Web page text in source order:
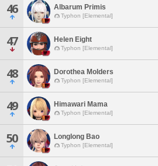
46 Albarum Primis
Typhon [Elemental]
47 Helen Eight
Typhon [Elemental]
48 Dorothea Molders
Typhon [Elemental]
49 Himawari Mama
Typhon [Elemental]
50 Longlong Bao
Typhon [Elemental]